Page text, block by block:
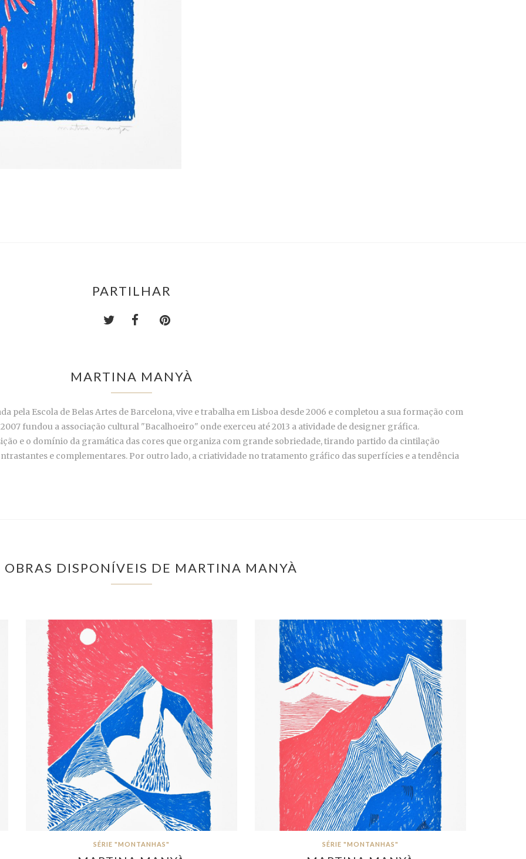
PARTILHAR
MARTINA MANYÀ
pela Escola de Belas Artes de Barcelona, vive e trabalha em Lisboa desde 2006 e completou a sua formação com
fundou a associação cultural "Bacalhoeiro" onde exerceu até 2013 a atividade de designer gráfica.
e o domínio da gramática das cores que organiza com grande sobriedade, tirando partido da cintilação
e complementares. Por outro lado, a criatividade no tratamento gráfico das superfícies e a tendência
OBRAS DISPONÍVEIS DE MARTINA MANYÀ
SÉRIE "MONTANHAS" SÉRIE "MONTANHAS"